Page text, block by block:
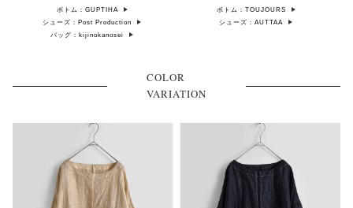
ボトム：GUPTIHA
シューズ：Post Production
バッグ：kijinokanosei
ボトム：TOUJOURS
シューズ：AUTTAA
COLOR
VARIATION